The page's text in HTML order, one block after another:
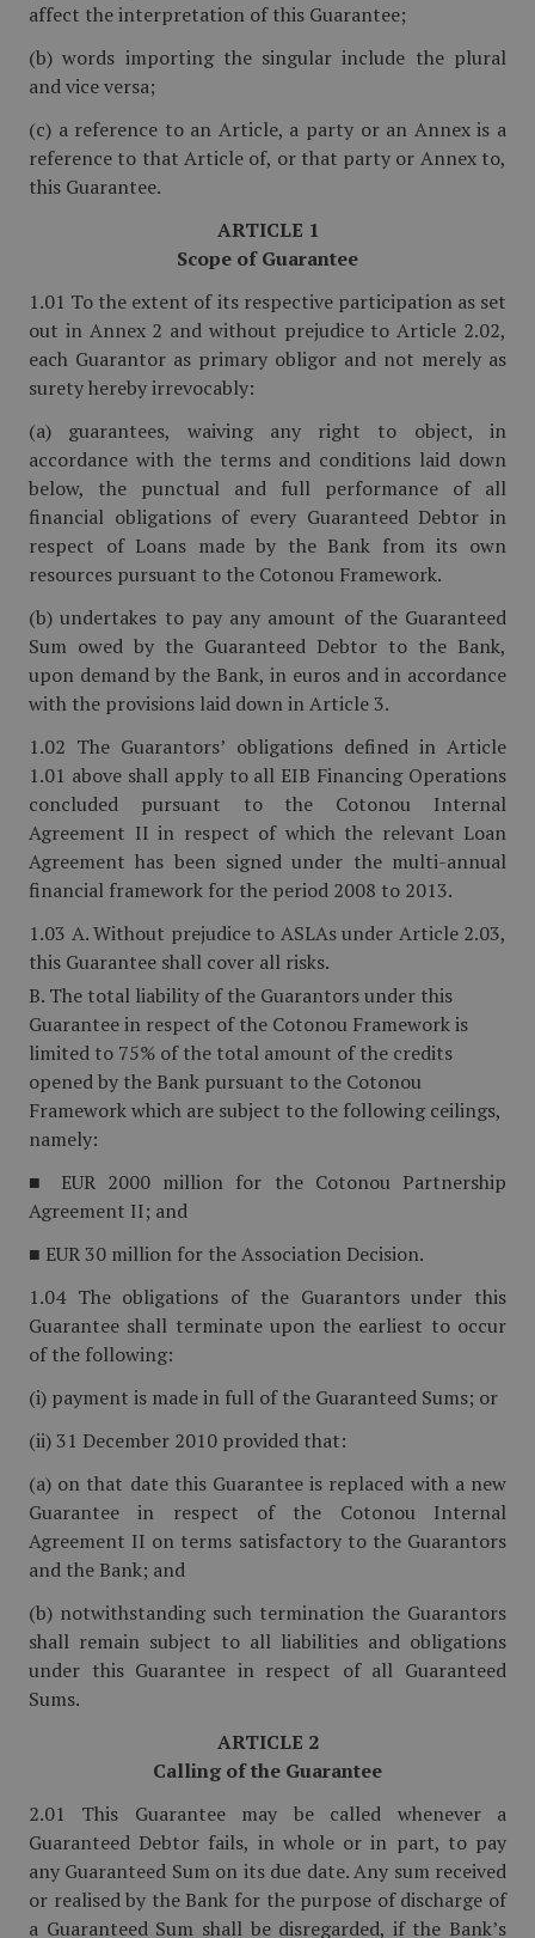
affect the interpretation of this Guarantee;
(b) words importing the singular include the plural
and vice versa;
(c) a reference to an Article, a party or an Annex is a
reference to that Article of, or that party or Annex to,
this Guarantee.
ARTICLE 1
Scope of Guarantee
1.01 To the extent of its respective participation as set
out in Annex 2 and without prejudice to Article 2.02,
each Guarantor as primary obligor and not merely as
surety hereby irrevocably:
(a) guarantees, waiving any right to object, in
accordance with the terms and conditions laid down
below, the punctual and full performance of all
financial obligations of every Guaranteed Debtor in
respect of Loans made by the Bank from its own
resources pursuant to the Cotonou Framework.
(b) undertakes to pay any amount of the Guaranteed
Sum owed by the Guaranteed Debtor to the Bank,
upon demand by the Bank, in euros and in accordance
with the provisions laid down in Article 3.
1.02 The Guarantors’ obligations defined in Article
1.01 above shall apply to all EIB Financing Operations
concluded pursuant to the Cotonou Internal
Agreement II in respect of which the relevant Loan
Agreement has been signed under the multi-annual
financial framework for the period 2008 to 2013.
1.03 A. Without prejudice to ASLAs under Article 2.03,
this Guarantee shall cover all risks.
B. The total liability of the Guarantors under this
Guarantee in respect of the Cotonou Framework is
limited to 75% of the total amount of the credits
opened by the Bank pursuant to the Cotonou
Framework which are subject to the following ceilings,
namely:
■ EUR 2000 million for the Cotonou Partnership
Agreement II; and
■ EUR 30 million for the Association Decision.
1.04 The obligations of the Guarantors under this
Guarantee shall terminate upon the earliest to occur
of the following:
(i) payment is made in full of the Guaranteed Sums; or
(ii) 31 December 2010 provided that:
(a) on that date this Guarantee is replaced with a new
Guarantee in respect of the Cotonou Internal
Agreement II on terms satisfactory to the Guarantors
and the Bank; and
(b) notwithstanding such termination the Guarantors
shall remain subject to all liabilities and obligations
under this Guarantee in respect of all Guaranteed
Sums.
ARTICLE 2
Calling of the Guarantee
2.01 This Guarantee may be called whenever a
Guaranteed Debtor fails, in whole or in part, to pay
any Guaranteed Sum on its due date. Any sum received
or realised by the Bank for the purpose of discharge of
a Guaranteed Sum shall be disregarded, if the Bank’s